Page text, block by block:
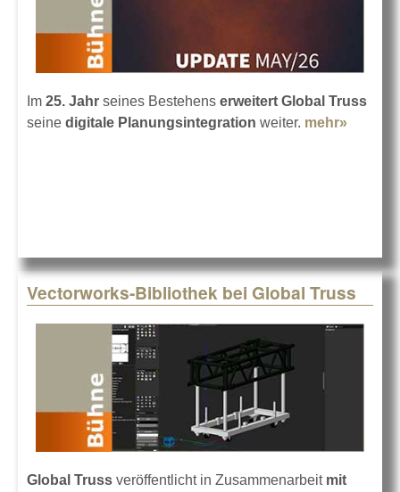
Im 25. Jahr seines Bestehens erweitert Global Truss
seine digitale Planungsintegration weiter. mehr»
Vectorworks-Bibliothek bei Global Truss
Global Truss veröffentlicht in Zusammenarbeitmit